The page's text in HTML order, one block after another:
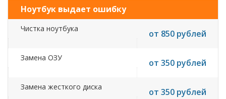
Ноутбук выдает ошибку
Чистка ноутбука от 850 рублей
Замена ОЗУ от 350 рублей
Замена жесткого диска от 350 рублей